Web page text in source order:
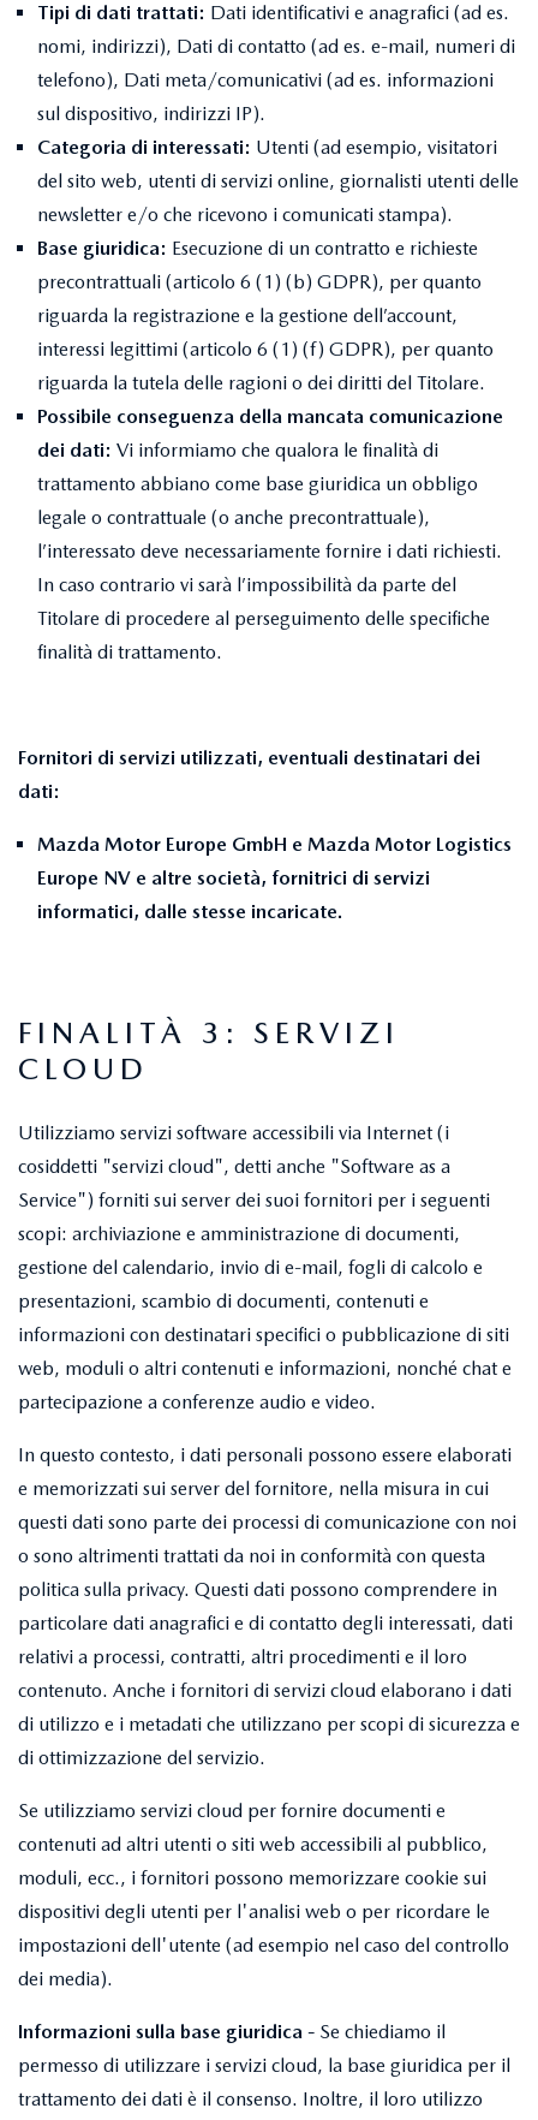
Tipi di dati trattati: Dati identificativi e anagrafici (ad es.
nomi, indirizzi), Dati di contatto (ad es. e-mail, numeri di
telefono), Dati meta/comunicativi (ad es. informazioni
sul dispositivo, indirizzi IP).
Categoria di interessati: Utenti (ad esempio, visitatori
del sito web, utenti di servizi online, giornalisti utenti delle
newsletter e/o che ricevono i comunicati stampa).
Base giuridica: Esecuzione di un contratto e richieste
precontrattuali (articolo 6 (1) (b) GDPR), per quanto
riguarda la registrazione e la gestione dell’account,
interessi legittimi (articolo 6 (1) (f) GDPR), per quanto
riguarda la tutela delle ragioni o dei diritti del Titolare.
Possibile conseguenza della mancata comunicazione
dei dati: Vi informiamo che qualora le finalità di
trattamento abbiano come base giuridica un obbligo
legale o contrattuale (o anche precontrattuale),
l’interessato deve necessariamente fornire i dati richiesti.
In caso contrario vi sarà l’impossibilità da parte del
Titolare di procedere al perseguimento delle specifiche
finalità di trattamento.
Fornitori di servizi utilizzati, eventuali destinatari dei
dati:
Mazda Motor Europe GmbH e Mazda Motor Logistics
Europe NV e altre società, fornitrici di servizi
informatici, dalle stesse incaricate.
FINALITÀ 3: SERVIZI
CLOUD
Utilizziamo servizi software accessibili via Internet (i
cosiddetti "servizi cloud", detti anche "Software as a
Service") forniti sui server dei suoi fornitori per i seguenti
scopi: archiviazione e amministrazione di documenti,
gestione del calendario, invio di e-mail, fogli di calcolo e
presentazioni, scambio di documenti, contenuti e
informazioni con destinatari specifici o pubblicazione di siti
web, moduli o altri contenuti e informazioni, nonché chat e
partecipazione a conferenze audio e video.
In questo contesto, i dati personali possono essere elaborati
e memorizzati sui server del fornitore, nella misura in cui
questi dati sono parte dei processi di comunicazione con noi
o sono altrimenti trattati da noi in conformità con questa
politica sulla privacy. Questi dati possono comprendere in
particolare dati anagrafici e di contatto degli interessati, dati
relativi a processi, contratti, altri procedimenti e il loro
contenuto. Anche i fornitori di servizi cloud elaborano i dati
di utilizzo e i metadati che utilizzano per scopi di sicurezza e
di ottimizzazione del servizio.
Se utilizziamo servizi cloud per fornire documenti e
contenuti ad altri utenti o siti web accessibili al pubblico,
moduli, ecc., i fornitori possono memorizzare cookie sui
dispositivi degli utenti per l'analisi web o per ricordare le
impostazioni dell'utente (ad esempio nel caso del controllo
dei media).
Informazioni sulla base giuridica - Se chiediamo il
permesso di utilizzare i servizi cloud, la base giuridica per il
trattamento dei dati è il consenso. Inoltre, il loro utilizzo